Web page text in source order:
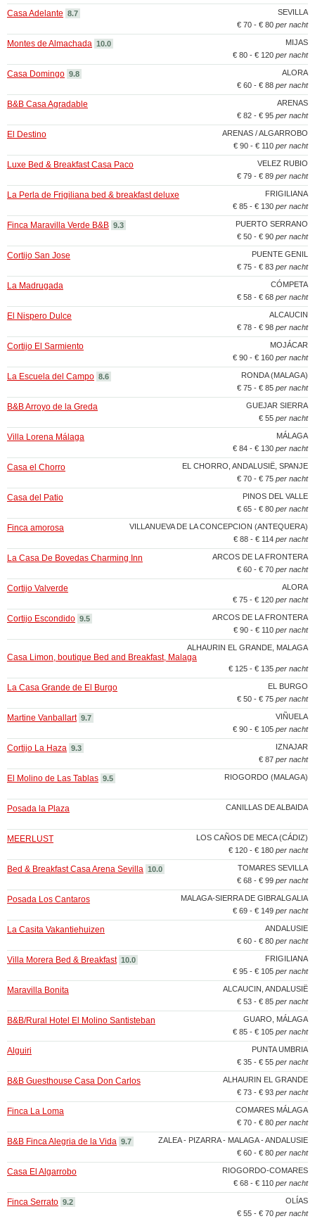
SEVILLA
Casa Adelante 8.7
€ 70 - € 80 per nacht
MIJAS
Montes de Almachada 10.0
€ 80 - € 120 per nacht
ALORA
Casa Domingo 9.8
€ 60 - € 88 per nacht
ARENAS
B&B Casa Agradable
€ 82 - € 95 per nacht
ARENAS / ALGARROBO
El Destino
€ 90 - € 110 per nacht
VELEZ RUBIO
Luxe Bed & Breakfast Casa Paco
€ 79 - € 89 per nacht
FRIGILIANA
La Perla de Frigiliana bed & breakfast deluxe
€ 85 - € 130 per nacht
PUERTO SERRANO
Finca Maravilla Verde B&B 9.3
€ 50 - € 90 per nacht
PUENTE GENIL
Cortijo San Jose
€ 75 - € 83 per nacht
CÓMPETA
La Madrugada
€ 58 - € 68 per nacht
ALCAUCIN
El Nispero Dulce
€ 78 - € 98 per nacht
MOJÁCAR
Cortijo El Sarmiento
€ 90 - € 160 per nacht
RONDA (MALAGA)
La Escuela del Campo 8.6
€ 75 - € 85 per nacht
GUEJAR SIERRA
B&B Arroyo de la Greda
€ 55 per nacht
MÁLAGA
Villa Lorena Málaga
€ 84 - € 130 per nacht
EL CHORRO, ANDALUSIË, SPANJE
Casa el Chorro
€ 70 - € 75 per nacht
PINOS DEL VALLE
Casa del Patio
€ 65 - € 80 per nacht
VILLANUEVA DE LA CONCEPCION (ANTEQUERA)
Finca amorosa
€ 88 - € 114 per nacht
ARCOS DE LA FRONTERA
La Casa De Bovedas Charming Inn
€ 60 - € 70 per nacht
ALORA
Cortijo Valverde
€ 75 - € 120 per nacht
ARCOS DE LA FRONTERA
Cortijo Escondido 9.5
€ 90 - € 110 per nacht
ALHAURIN EL GRANDE, MALAGA
Casa Limon, boutique Bed and Breakfast, Malaga
€ 125 - € 135 per nacht
EL BURGO
La Casa Grande de El Burgo
€ 50 - € 75 per nacht
VIÑUELA
Martine Vanballart 9.7
€ 90 - € 105 per nacht
IZNAJAR
Cortijo La Haza 9.3
€ 87 per nacht
RIOGORDO (MALAGA)
El Molino de Las Tablas 9.5
CANILLAS DE ALBAIDA
Posada la Plaza
LOS CAÑOS DE MECA (CÁDIZ)
MEERLUST
€ 120 - € 180 per nacht
TOMARES SEVILLA
Bed & Breakfast Casa Arena Sevilla 10.0
€ 68 - € 99 per nacht
MALAGA-SIERRA DE GIBRALGALIA
Posada Los Cantaros
€ 69 - € 149 per nacht
ANDALUSIE
La Casita Vakantiehuizen
€ 60 - € 80 per nacht
FRIGILIANA
Villa Morera Bed & Breakfast 10.0
€ 95 - € 105 per nacht
ALCAUCIN, ANDALUSIË
Maravilla Bonita
€ 53 - € 85 per nacht
GUARO, MÁLAGA
B&B/Rural Hotel El Molino Santisteban
€ 85 - € 105 per nacht
PUNTA UMBRIA
Alguiri
€ 35 - € 55 per nacht
ALHAURIN EL GRANDE
B&B Guesthouse Casa Don Carlos
€ 73 - € 93 per nacht
COMARES MÁLAGA
Finca La Loma
€ 70 - € 80 per nacht
ZALEA - PIZARRA - MALAGA - ANDALUSIE
B&B Finca Alegria de la Vida 9.7
€ 60 - € 80 per nacht
RIOGORDO-COMARES
Casa El Algarrobo
€ 68 - € 110 per nacht
OLÍAS
Finca Serrato 9.2
€ 55 - € 70 per nacht